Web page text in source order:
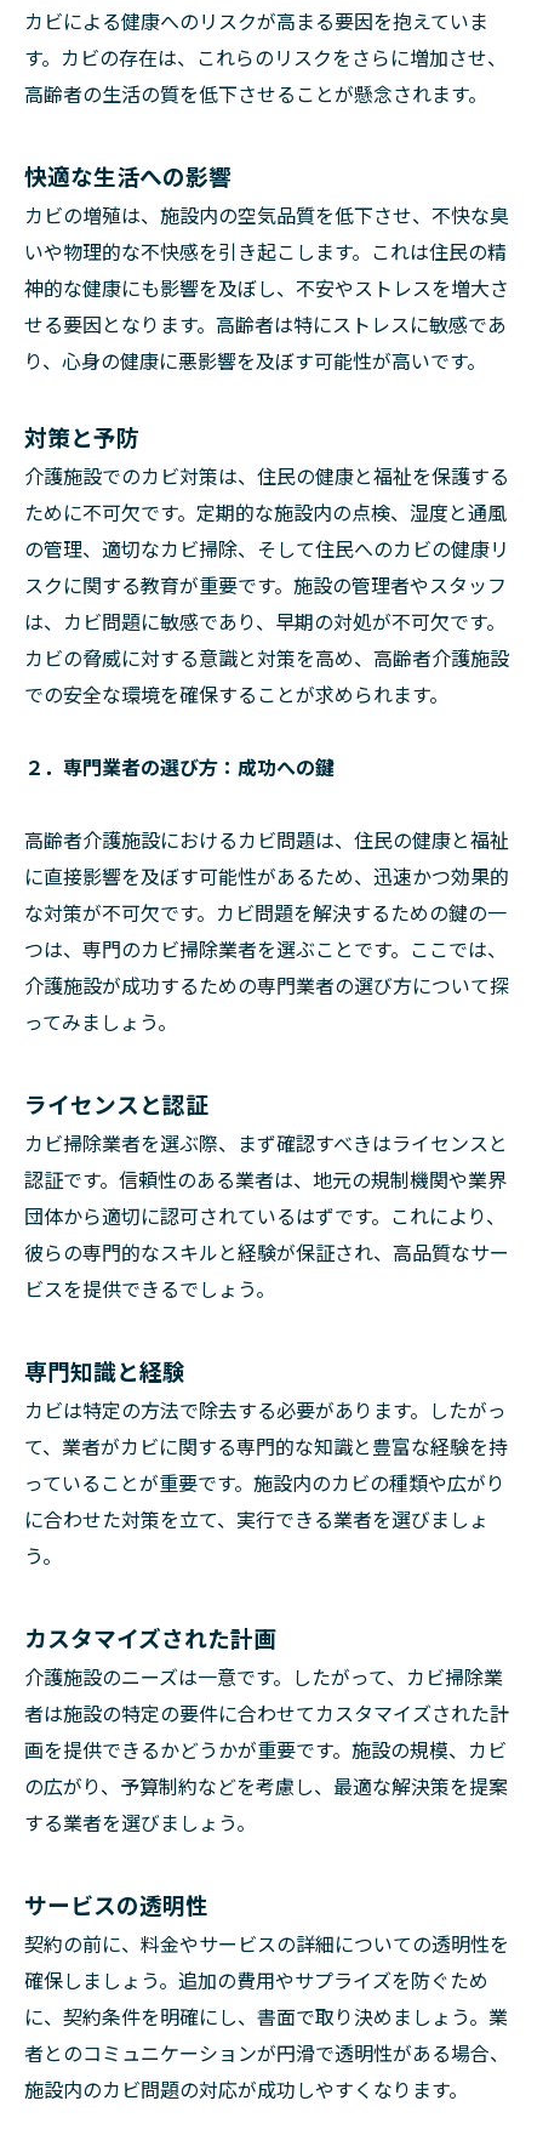
カビによる健康へのリスクが高まる要因を抱えていま
す。カビの存在は、これらのリスクをさらに増加させ、
高齢者の生活の質を低下させることが懸念されます。
快適な生活への影響
カビの増殖は、施設内の空気品質を低下させ、不快な臭
いや物理的な不快感を引き起こします。これは住民の精
神的な健康にも影響を及ぼし、不安やストレスを増大さ
せる要因となります。高齢者は特にストレスに敏感であ
り、心身の健康に悪影響を及ぼす可能性が高いです。
対策と予防
介護施設でのカビ対策は、住民の健康と福祉を保護する
ために不可欠です。定期的な施設内の点検、湿度と通風
の管理、適切なカビ掃除、そして住民へのカビの健康リ
スクに関する教育が重要です。施設の管理者やスタッフ
は、カビ問題に敏感であり、早期の対処が不可欠です。
カビの脅威に対する意識と対策を高め、高齢者介護施設
での安全な環境を確保することが求められます。
２．専門業者の選び方：成功への鍵
高齢者介護施設におけるカビ問題は、住民の健康と福祉
に直接影響を及ぼす可能性があるため、迅速かつ効果的
な対策が不可欠です。カビ問題を解決するための鍵の一
つは、専門のカビ掃除業者を選ぶことです。ここでは、
介護施設が成功するための専門業者の選び方について探
ってみましょう。
ライセンスと認証
カビ掃除業者を選ぶ際、まず確認すべきはライセンスと
認証です。信頼性のある業者は、地元の規制機関や業界
団体から適切に認可されているはずです。これにより、
彼らの専門的なスキルと経験が保証され、高品質なサー
ビスを提供できるでしょう。
専門知識と経験
カビは特定の方法で除去する必要があります。したがっ
て、業者がカビに関する専門的な知識と豊富な経験を持
っていることが重要です。施設内のカビの種類や広がり
に合わせた対策を立て、実行できる業者を選びましょ
う。
カスタマイズされた計画
介護施設のニーズは一意です。したがって、カビ掃除業
者は施設の特定の要件に合わせてカスタマイズされた計
画を提供できるかどうかが重要です。施設の規模、カビ
の広がり、予算制約などを考慮し、最適な解決策を提案
する業者を選びましょう。
サービスの透明性
契約の前に、料金やサービスの詳細についての透明性を
確保しましょう。追加の費用やサプライズを防ぐため
に、契約条件を明確にし、書面で取り決めましょう。業
者とのコミュニケーションが円滑で透明性がある場合、
施設内のカビ問題の対応が成功しやすくなります。